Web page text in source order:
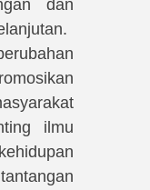
dan
ilmu